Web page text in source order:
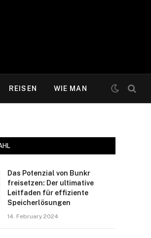
REISEN WIE MAN
Das Potenzial von Bunkr
freisetzen: Der ultimative
Leitfaden für effiziente
Speicherlösungen
14. February 2024